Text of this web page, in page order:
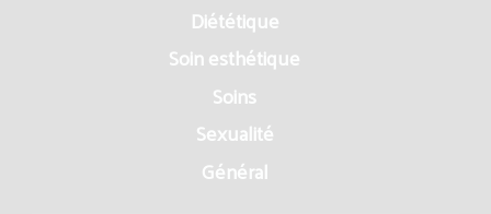
Diététique
Soin esthétique
Soins
Sexualité
Général